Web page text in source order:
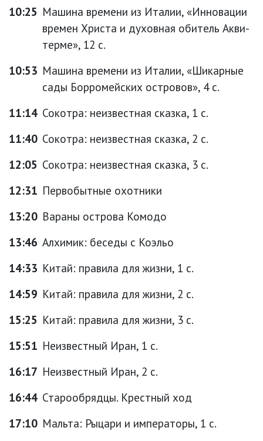
10:25 Машина времени из Италии, «Инновации
времен Христа и духовная обитель Акви-
терме», 12 с.
10:53 Машина времени из Италии, «Шикарные
сады Борромейских островов», 4 с.
11:14 Сокотра: неизвестная сказка, 1 с.
11:40 Сокотра: неизвестная сказка, 2 с.
12:05 Сокотра: неизвестная сказка, 3 с.
12:31 Первобытные охотники
13:20 Вараны острова Комодо
13:46 Алхимик: беседы с Коэльо
14:33 Китай: правила для жизни, 1 с.
14:59 Китай: правила для жизни, 2 с.
15:25 Китай: правила для жизни, 3 с.
15:51 Неизвестный Иран, 1 с.
16:17 Неизвестный Иран, 2 с.
16:44 Старообрядцы. Крестный ход
17:10 Мальта: Рыцари и императоры, 1 с.